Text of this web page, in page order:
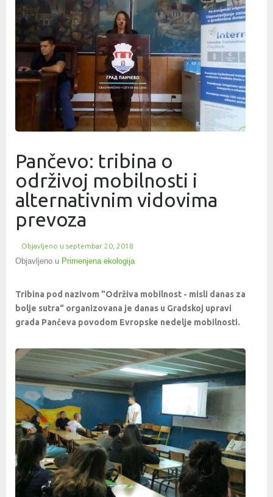
Pančevo: tribina o
održivoj mobilnosti i
alternativnim vidovima
prevoza
Objavljeno u septembar 20, 2018
Objavljeno u Primenjena ekologija
Tribina pod nazivom "Održiva mobilnost - misli danas za
bolje sutra“ organizovana je danas u Gradskoj upravi
grada Pančeva povodom Evropske nedelje mobilnosti.